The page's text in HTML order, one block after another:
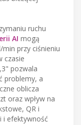
ruchu
AI mogą
przy ciśnieniu
czasie
pozwala
problemy, a
oblicza
oraz wpływ na
QR i
i efektywność